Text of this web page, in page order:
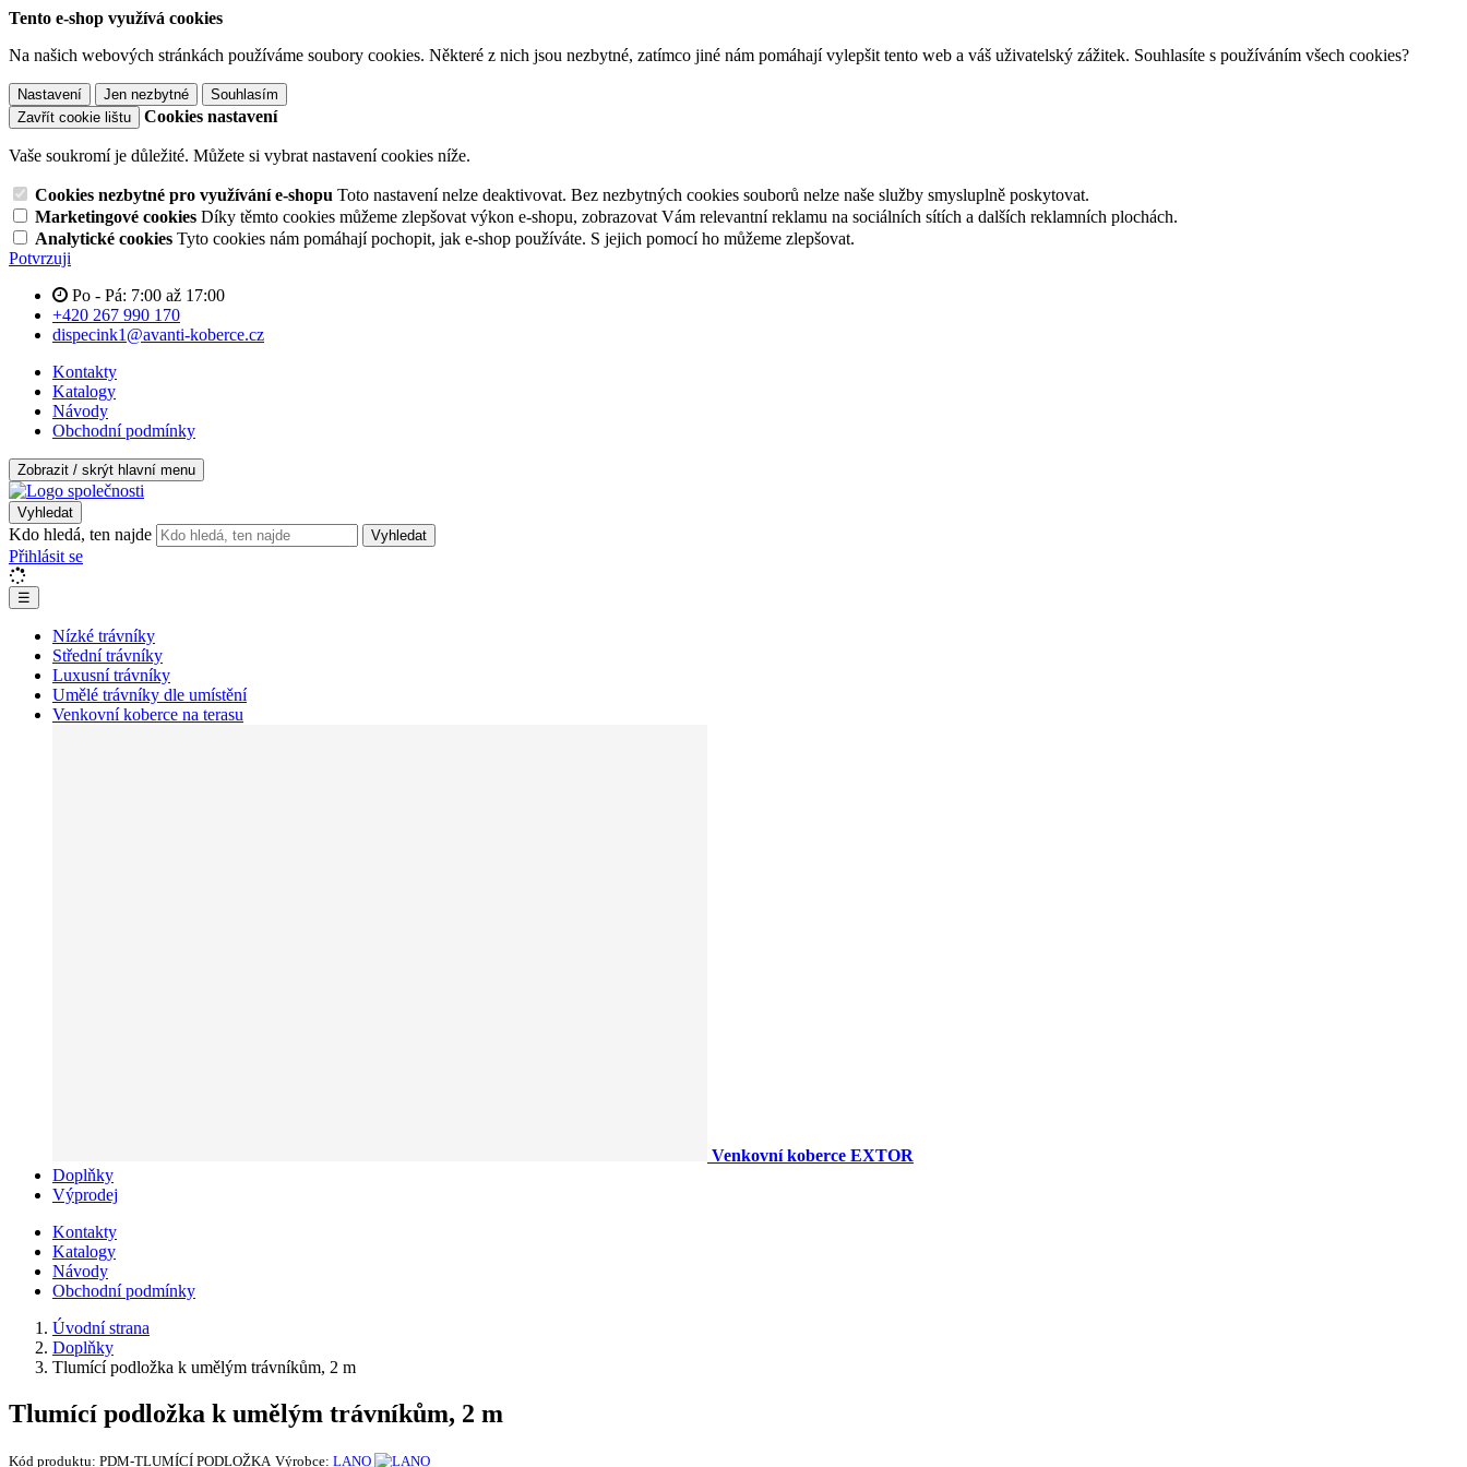
Tento e-shop využívá cookies
Na našich webových stránkách používáme soubory cookies. Některé z nich jsou nezbytné, zatímco jiné nám pomáhají vylepšit tento web a váš uživatelský zážitek. Souhlasíte s používáním všech cookies?
Nastavení Jen nezbytné
Souhlasím
Zavřít cookie lištu
Cookies nastavení
Vaše soukromí je důležité. Můžete si vybrat nastavení cookies níže.
Cookies nezbytné pro využívání e-shopu Toto nastavení nelze deaktivovat. Bez nezbytných cookies souborů nelze naše služby smysluplně poskytovat.
Marketingové cookies Díky těmto cookies můžeme zlepšovat výkon e-shopu, zobrazovat Vám relevantní reklamu na sociálních sítích a dalších reklamních plochách.
Analytické cookies Tyto cookies nám pomáhají pochopit, jak e-shop používáte. S jejich pomocí ho můžeme zlepšovat.
Potvrzuji
Po - Pá: 7:00 až 17:00
+420 267 990 170
dispecink1@avanti-koberce.cz
Kontakty
Katalogy
Návody
Obchodní podmínky
Zobrazit / skrýt hlavní menu
Vyhledat
Kdo hledá, ten najde Vyhledat
Přihlásit se
☰
Nízké trávníky
Střední trávníky
Luxusní trávníky
Umělé trávníky dle umístění
Venkovní koberce na terasu
Venkovní koberce EXTOR
Doplňky
Výprodej
Kontakty
Katalogy
Návody
Obchodní podmínky
Úvodní strana
Doplňky
Tlumící podložka k umělým trávníkům, 2 m
Tlumící podložka k umělým trávníkům, 2 m
Kód produktu: PDM-TLUMÍCÍ PODLOŽKA Výrobce: LANO